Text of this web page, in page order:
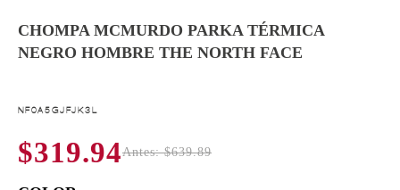
CHOMPA MCMURDO PARKA TÉRMICA
NEGRO HOMBRE THE NORTH FACE
NF0A5GJFJK3L
$319.94Antes: $639.89